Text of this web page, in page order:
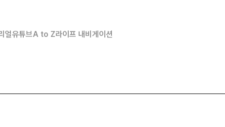
얼유튜브A to Z라이프 내비게이션